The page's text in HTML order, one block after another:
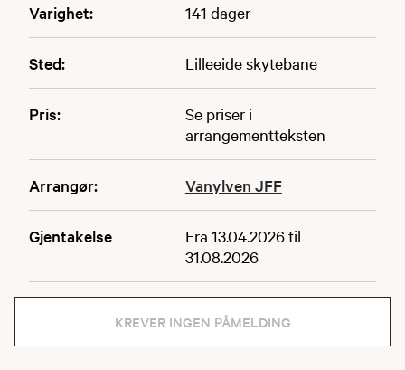
Varighet: 141 dager
Sted: Lilleeide skytebane
Pris:
Se priser i
arrangementteksten
Arrangør: Vanylven JFF
Gjentakelse
Fra 13.04.2026 til
31.08.2026
KREVER INGEN PÅMELDING